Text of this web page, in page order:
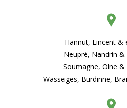
Hannut, Lincent &
Neupré, Nandrin &
Soumagne, Olne &
Wasseiges, Burdinne,